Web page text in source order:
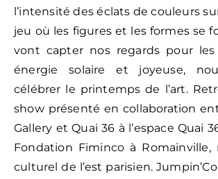
l’intensité des éclats de couleurs
jeu où les figures et les formes se
vont capter nos regards pour les
énergie solaire et joyeuse,
célébrer le printemps de l’art.
show présenté en collaboration
Gallery et Quai 36 à l’espace Quai
Fondation Fiminco à Romainville,
culturel de l’est parisien.